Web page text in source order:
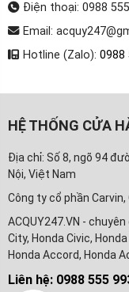
Điện thoại: 0988
Email:
Hotline (Zalo): 0988
HỆ THỐNG CỬA
Địa chỉ: Số 8, ngõ 94
Nội, Việt Nam
Công ty cổ phần Carvin,
ACQUY247.VN -
City, Honda Civic,
Honda Accord, Honda
Liên hệ: 0988 555